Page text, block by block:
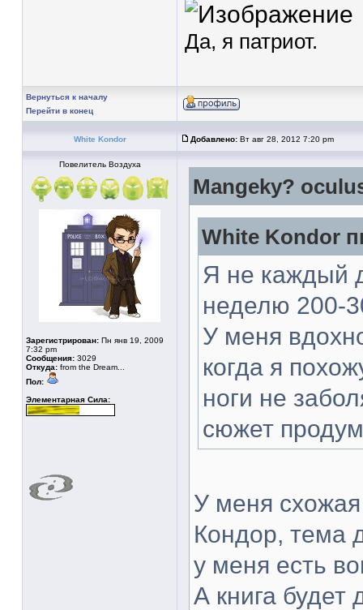
Да, я патриот.
Вернуться к началу
Перейти в конец
White Kondor Добавлено: Вт авг 28, 2012 7:20 pm
Повелитель Воздуха
Зарегистрирован: Пн янв 19, 2009
7:32 pm
Сообщения: 3029
Откуда: from the Dream...
Пол:
Элементарная Сила:
Mangeky?
White Kondor
Я не каждый
неделю 200-
У меня
когда я
ноги не
сюжет
У меня
Кондор, тема
у меня есть
А книга будет